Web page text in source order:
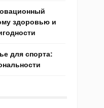
здоровью и
для спорта: